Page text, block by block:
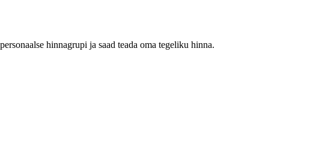
hinnagrupi ja saad teada oma tegeliku hinna.